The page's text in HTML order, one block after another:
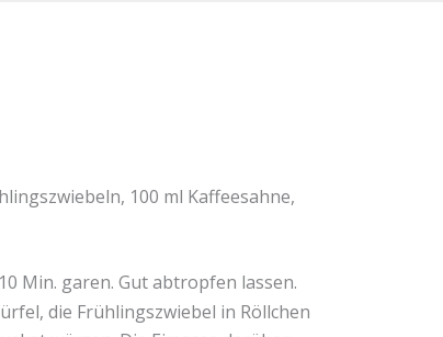
100 ml Kaffeesahne,
Min. garen. Gut abtropfen lassen.
die Frühlingszwiebel in Röllchen